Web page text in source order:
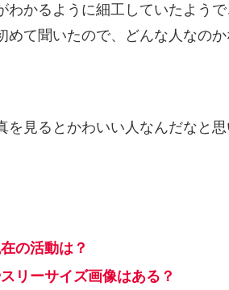
わかるように細工していたよう
て聞いたので、どんな人なのか
見るとかわいい人なんだなと思
の活動は？
リーサイズ画像はある？